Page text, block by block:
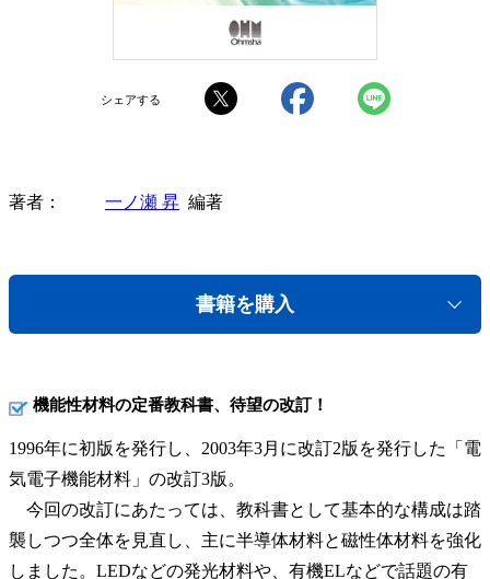
シェアする
著者 一ノ瀬 昇 編著
書籍を購入
機能性材料の定番教科書、待望の改訂！
1996年に初版を発行し、2003年3月に改訂2版を発行した「電
気電子機能材料」の改訂3版。
今回の改訂にあたっては、教科書として基本的な構成は踏
襲しつつ全体を見直し、主に半導体材料と磁性体材料を強化
しました。LEDなどの発光材料や、有機ELなどで話題の有